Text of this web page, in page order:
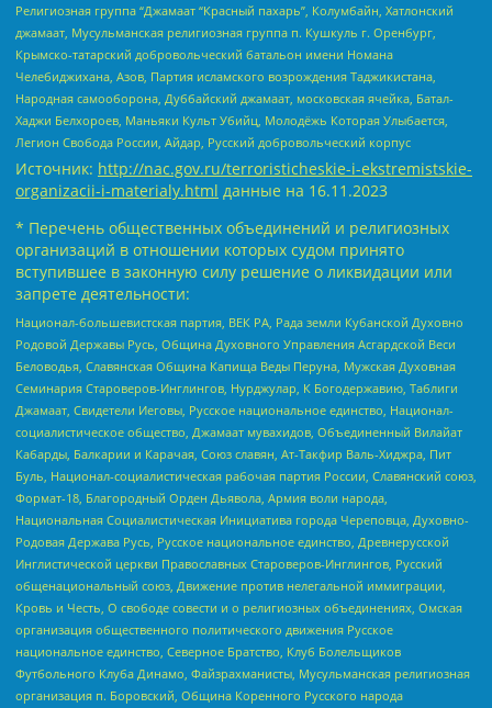
Религиозная группа “Джамаат “Красный пахарь”, Колумбайн, Хатлонский
джамаат, Мусульманская религиозная группа п. Кушкуль г. Оренбург,
Крымско-татарский добровольческий батальон имени Номана
Челебиджихана, Азов, Партия исламского возрождения Таджикистана,
Народная самооборона, Дуббайский джамаат, московская ячейка, Батал-
Хаджи Белхороев, Маньяки Культ Убийц, Молодёжь Которая Улыбается,
Легион Свобода России, Айдар, Русский добровольческий корпус
Источник: http://nac.gov.ru/terroristicheskie-i-ekstremistskie-
organizacii-i-materialy.html данные на 16.11.2023
* Перечень общественных объединений и религиозных
организаций в отношении которых судом принято
вступившее в законную силу решение о ликвидации или
запрете деятельности:
Национал-большевистская партия, ВЕК РА, Рада земли Кубанской Духовно
Родовой Державы Русь, Община Духовного Управления Асгардской Веси
Беловодья, Славянская Община Капища Веды Перуна, Мужская Духовная
Семинария Староверов-Инглингов, Нурджулар, К Богодержавию, Таблиги
Джамаат, Свидетели Иеговы, Русское национальное единство, Национал-
социалистическое общество, Джамаат мувахидов, Объединенный Вилайат
Кабарды, Балкарии и Карачая, Союз славян, Ат-Такфир Валь-Хиджра, Пит
Буль, Национал-социалистическая рабочая партия России, Славянский союз,
Формат-18, Благородный Орден Дьявола, Армия воли народа,
Национальная Социалистическая Инициатива города Череповца, Духовно-
Родовая Держава Русь, Русское национальное единство, Древнерусской
Инглистической церкви Православных Староверов-Инглингов, Русский
общенациональный союз, Движение против нелегальной иммиграции,
Кровь и Честь, О свободе совести и о религиозных объединениях, Омская
организация общественного политического движения Русское
национальное единство, Северное Братство, Клуб Болельщиков
Футбольного Клуба Динамо, Файзрахманисты, Мусульманская религиозная
организация п. Боровский, Община Коренного Русского народа